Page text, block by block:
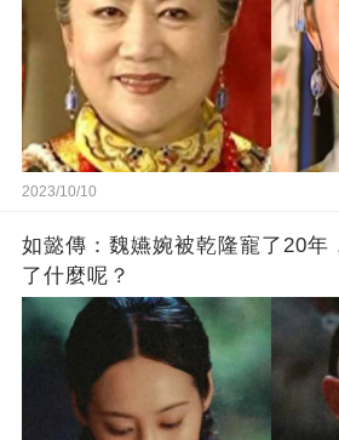
2023/10/10
如懿傳：魏嬿婉被乾隆寵了20年
了什麼呢？